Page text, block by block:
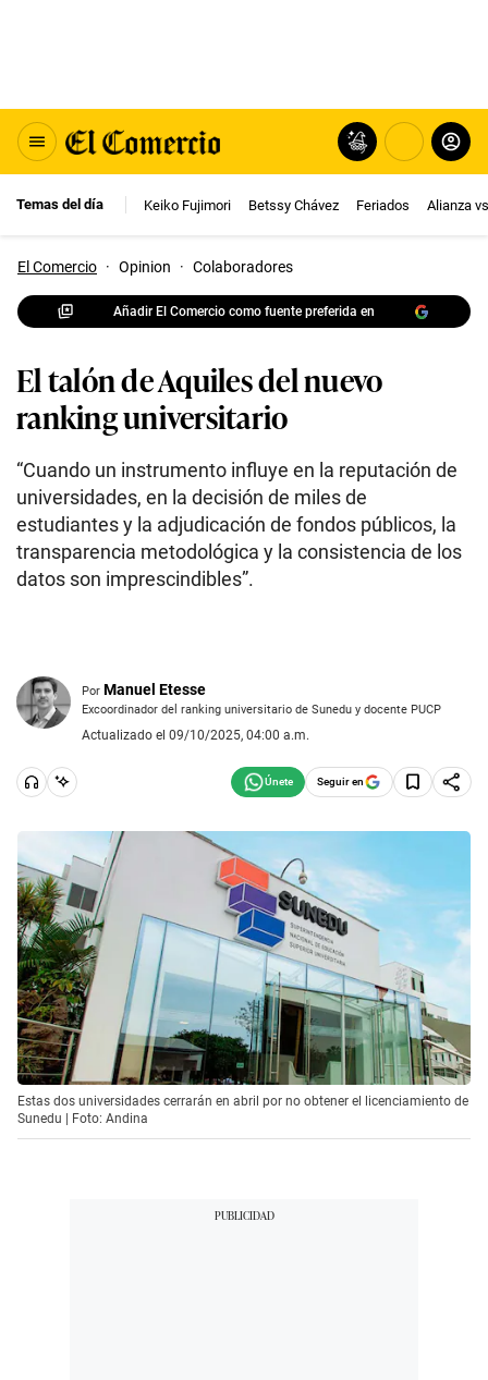
Temas del día Keiko Fujimori Betssy Chávez Feriados Alianza
El Comercio · Opinion · Colaboradores
Añadir El Comercio como fuente preferida en
El talón de Aquiles del nuevo
ranking universitario
“Cuando un instrumento influye en la reputación de
universidades, en la decisión de miles de
estudiantes y la adjudicación de fondos públicos, la
transparencia metodológica y la consistencia de los
datos son imprescindibles”.
Por Manuel Etesse
Excoordinador del ranking universitario de Sunedu y docente PUCP
Actualizado el 09/10/2025, 04:00 a.m.
Seguir en
Estas dos universidades cerrarán en abril por no obtener el licenciamiento de
Sunedu | Foto: Andina